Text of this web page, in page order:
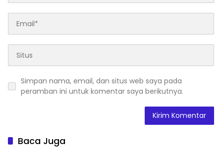
Simpan nama, email, dan situs web saya pada
peramban ini untuk komentar saya berikutnya.
Baca Juga